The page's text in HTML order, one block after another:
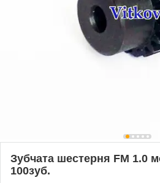
Зубчата шестерня FM 1.0
100зуб.